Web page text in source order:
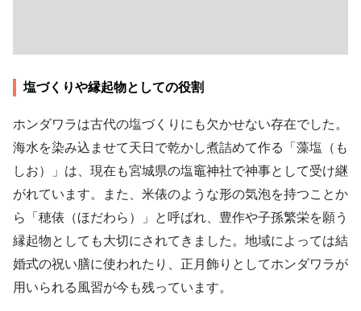
塩づくりや縁起物としての役割
ホンダワラは古代の塩づくりにも欠かせない存在でした。
海水を染み込ませて天日で乾かし煮詰めて作る「藻塩（も
しお）」は、現在も宮城県の塩竈神社で神事として受け継
がれています。また、米俵のような形の気泡を持つことか
ら「穂俵（ほだわら）」と呼ばれ、豊作や子孫繁栄を願う
縁起物としても大切にされてきました。地域によっては結
婚式の祝い膳に使われたり、正月飾りとしてホンダワラが
用いられる風習が今も残っています。